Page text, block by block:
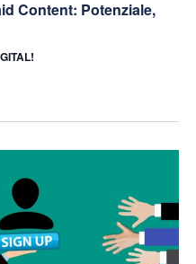
Content: Potenziale,